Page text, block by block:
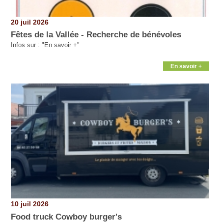
20 juil 2026
Fêtes de la Vallée - Recherche de bénévoles
Infos sur : "En savoir +"
En savoir +
10 juil 2026
Food truck Cowboy burger's